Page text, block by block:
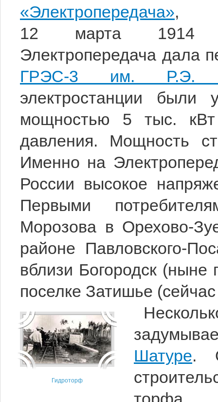
«Электропередача»,
12 марта 1914
Электропередача дала
ГРЭС-3 им. Р.Э.
электростанции были
мощностью 5 тыс.
давления. Мощность
Именно на
России высокое
Первыми
Морозова в Орехово-
районе Павловского-
вблизи Богородск (ныне
поселке Затишье
Гидроторф
Шатуре.